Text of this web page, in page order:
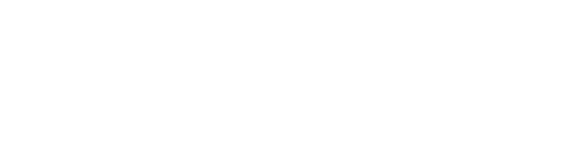
Details finden Sie
eingibt und eine Arbeitsübersicht für einen Datensatz generiert, wird dies für
Datensätze, bei denen AI-Funktionen verfügbar waren, die jedoch vom
identifiziert die Arbeitsdatensätze des Servicemitarbeiters, die innerhalb der
geschlossenen Arbeitsdatensätze von Servicemitarbeitern.